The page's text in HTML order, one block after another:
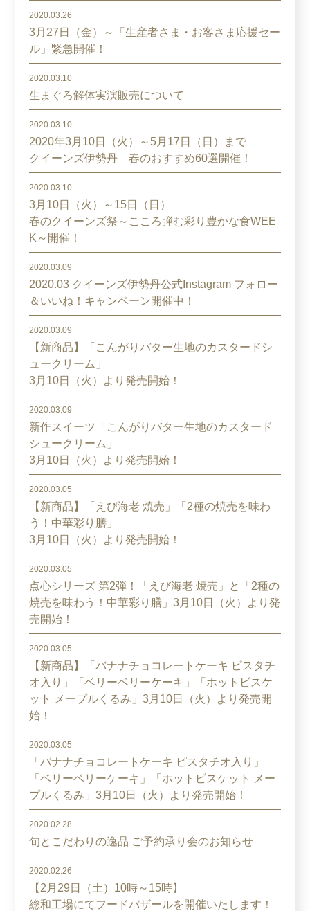
2020.03.26
3月27日（金）～「生産者さま・お客さま応援セー
ル」緊急開催！
2020.03.10
生まぐろ解体実演販売について
2020.03.10
2020年3月10日（火）～5月17日（日）まで
クイーンズ伊勢丹 春のおすすめ60選開催！
2020.03.10
3月10日（火）～15日（日）
春のクイーンズ祭～こころ弾む彩り豊かな食WEE
K～開催！
2020.03.09
2020.03 クイーンズ伊勢丹公式Instagram フォロー
＆いいね！キャンペーン開催中！
2020.03.09
【新商品】「こんがりバター生地のカスタードシ
ュークリーム」
3月10日（火）より発売開始！
2020.03.09
新作スイーツ「こんがりバター生地のカスタード
シュークリーム」
3月10日（火）より発売開始！
2020.03.05
【新商品】「えび海老 焼売」「2種の焼売を味わ
う！中華彩り膳」
3月10日（火）より発売開始！
2020.03.05
点心シリーズ 第2弾！「えび海老 焼売」と「2種の
焼売を味わう！中華彩り膳」3月10日（火）より発
売開始！
2020.03.05
【新商品】「バナナチョコレートケーキ ピスタチ
オ入り」「ベリーベリーケーキ」「ホットビスケ
ット メープルくるみ」3月10日（火）より発売開
始！
2020.03.05
「バナナチョコレートケーキ ピスタチオ入り」
「ベリーベリーケーキ」「ホットビスケット メー
プルくるみ」3月10日（火）より発売開始！
2020.02.28
旬とこだわりの逸品 ご予約承り会のお知らせ
2020.02.26
【2月29日（土）10時～15時】
総和工場にてフードバザールを開催いたします！